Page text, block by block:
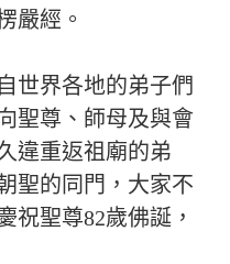
嚴經。
世界各地的弟子們
聖尊、師母及與會
違重返祖廟的弟
聖的同門，大家不
祝聖尊82歲佛誕，